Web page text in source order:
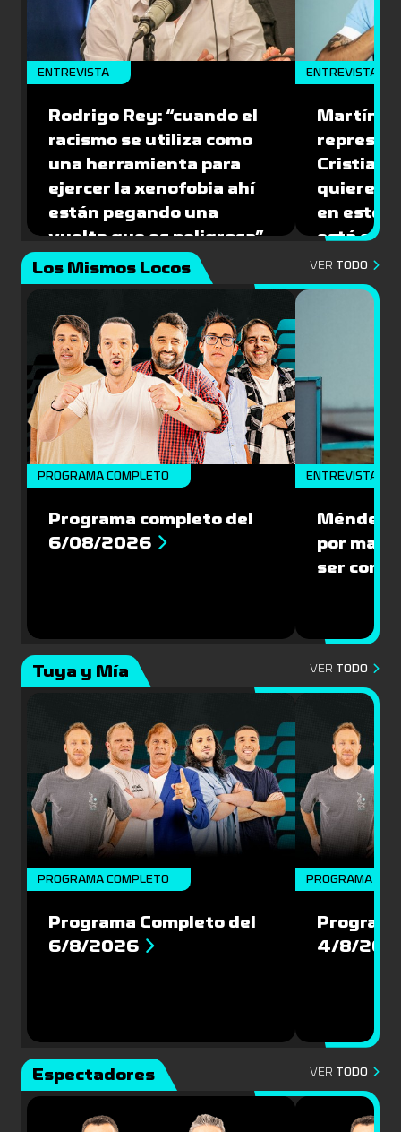
ENTREVISTA
Rodrigo Rey: “cuando el
racismo se utiliza como
una herramienta para
ejercer la xenofobia ahí
están pegando una
vuelta que es peligrosa”
ENTREVISTA
Martín
Cristian
quiere
en este
está
Los Mismos Locos
VER TODO
PROGRAMA COMPLETO
Programa completo del
6/08/2026
ENTREVISTA
Méndez:
por
ser
Tuya y Mía VER TODO
PROGRAMA COMPLETO
Programa Completo del
6/8/2026
PROGRAMA
4/8/
Espectadores VER TODO